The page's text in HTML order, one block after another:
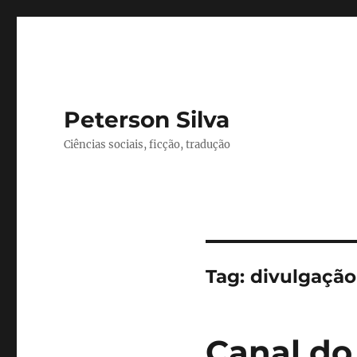
Peterson Silva
Ciências sociais, ficção, tradução
Tag: divulgação